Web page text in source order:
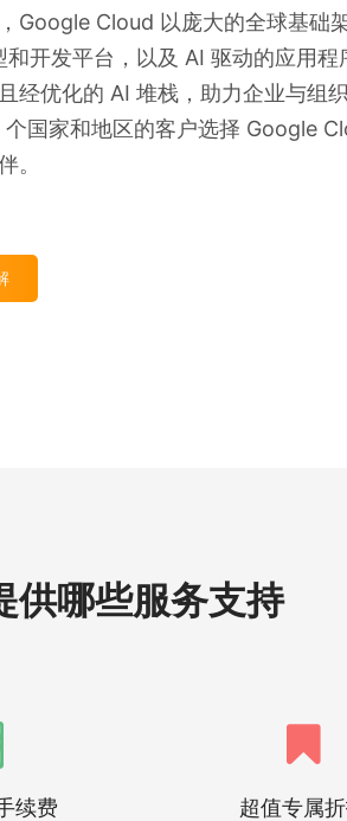
Google Cloud 以庞大的全球基础
和开发平台，以及 AI 驱动的应用程
经优化的 AI 堆栈，助力企业与组
国家和地区的客户选择 Google
。
哪些服务支持
续费 超值专属